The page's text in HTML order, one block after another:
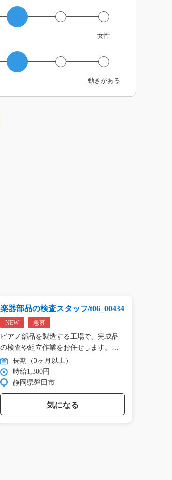
女性
動きがある
楽器部品の検査スタッフ/t06_00434
NEW 急募
ピアノ部品を製造する工場で、完成品
の検査や組立作業をお任せします。
目… 長期（3ヶ月以上）
時給1,300円
静岡県磐田市
気になる